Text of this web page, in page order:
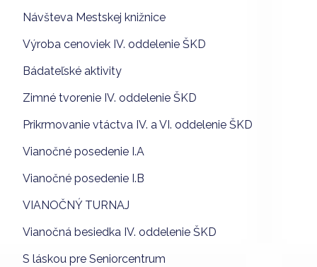
Návšteva Mestskej knižnice
Výroba cenoviek IV. oddelenie ŠKD
Bádateľské aktivity
Zimné tvorenie IV. oddelenie ŠKD
Prikrmovanie vtáctva IV. a VI. oddelenie ŠKD
Vianočné posedenie I.A
Vianočné posedenie I.B
VIANOČNÝ TURNAJ
Vianočná besiedka IV. oddelenie ŠKD
S láskou pre Seniorcentrum